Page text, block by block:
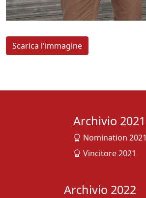
Scarica l'immagine
Archivio 2021
Nomination 2021
Vincitore 2021
Archivio 2022